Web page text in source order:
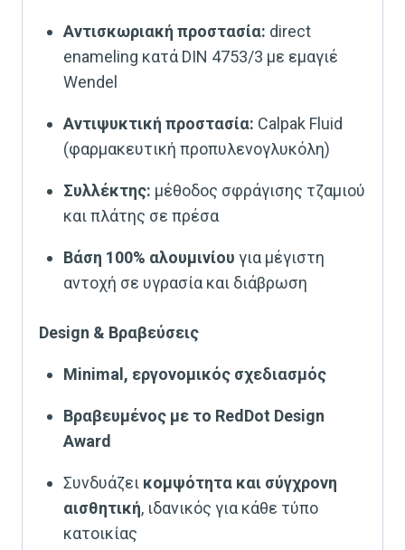
Αντισκωριακή προστασία: direct
enameling κατά DIN 4753/3 με εμαγιέ
Wendel
Αντιψυκτική προστασία: Calpak Fluid
(φαρμακευτική προπυλενογλυκόλη)
Συλλέκτης: μέθοδος σφράγισης τζαμιού
και πλάτης σε πρέσα
Βάση 100% αλουμινίου για μέγιστη
αντοχή σε υγρασία και διάβρωση
Design & Βραβεύσεις
Minimal, εργονομικός σχεδιασμός
Βραβευμένος με το RedDot Design
Award
Συνδυάζει κομψότητα και σύγχρονη
αισθητική, ιδανικός για κάθε τύπο
κατοικίας